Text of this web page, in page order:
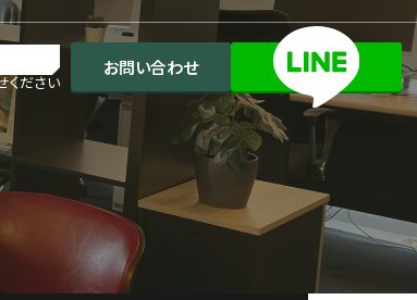
ください
お問い合わせ